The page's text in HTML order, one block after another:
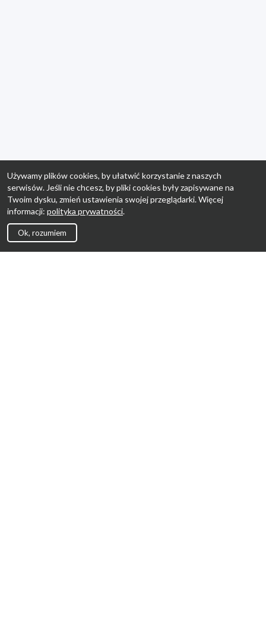
Używamy plików cookies, by ułatwić korzystanie z naszych
serwisów. Jeśli nie chcesz, by pliki cookies były zapisywane na
Twoim dysku, zmień ustawienia swojej przeglądarki. Więcej
informacji: polityka prywatności.
Ok, rozumiem